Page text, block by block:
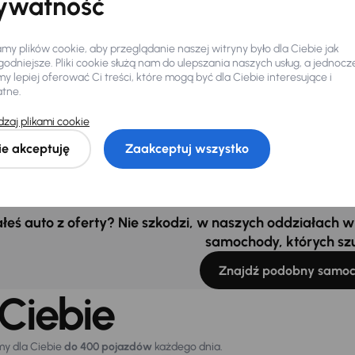
Auta krajowe
Salon Polska +8 kolejnych
rata
zł
47 000 zł
zł
auto z oferty? Nie szkodzi, w naszych oddziałach
samochody, których
Znajdź podobny
dla Ciebiedo 400 pojazdów każdego dnia.
plików cookie, aby przeglądanie naszej witryny było dla Ciebie jak
Pliki cookie służą nam do ulepszania naszych usług, a
lepiej oferować Ci treści, które mogą być dla Ciebie interesujące i
plikami cookie
akceptuję Zaakceptuj wszystko